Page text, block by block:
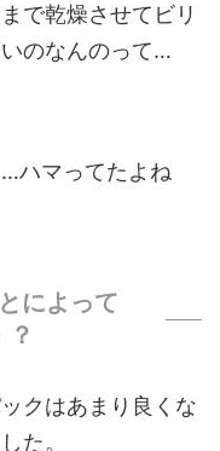
で乾燥させてビリ
のなんのって…
ハマってたよね
によって
？
クはあまり良くな
た。